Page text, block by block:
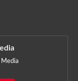
Media